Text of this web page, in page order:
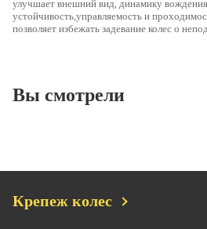
улучшает внешний вид, динамику
устойчивость,управляемость и
позволяет избежать задевание колес о
Вы смотрели
Крепеж колес